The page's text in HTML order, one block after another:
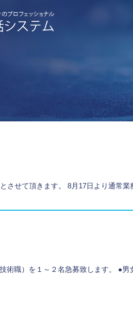
させて頂きます。 8月17日より通常業
術職）を１～２名急募致します。 ●